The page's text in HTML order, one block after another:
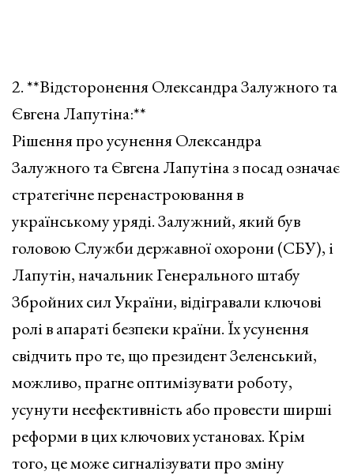
2. **Відсторонення Олександра Залужного та
Євгена Лапутіна:**
Рішення про усунення Олександра
Залужного та Євгена Лапутіна з посад означає
стратегічне перенастроювання в
українському уряді. Залужний, який був
головою Служби державної охорони (СБУ), і
Лапутін, начальник Генерального штабу
Збройних сил України, відігравали ключові
ролі в апараті безпеки країни. Їх усунення
свідчить про те, що президент Зеленський,
можливо, прагне оптимізувати роботу,
усунути неефективність або провести ширші
реформи в цих ключових установах. Крім
того, це може сигналізувати про зміну